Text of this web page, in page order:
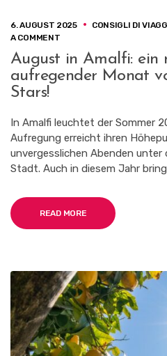
6. AUGUST 2025 CONSIGLI DI
A COMMENTON
AUGUST
IN
AMALFI:
AUFREGENDER
MONAT
VOLLER
MUSIK
UND
August in Amalfi: ein
aufregender Monat
Stars!
In Amalfi leuchtet der Sommer
Aufregung erreicht ihren
unvergesslichen Abenden unter
Stadt. Auch in diesem Jahr
READ MORE